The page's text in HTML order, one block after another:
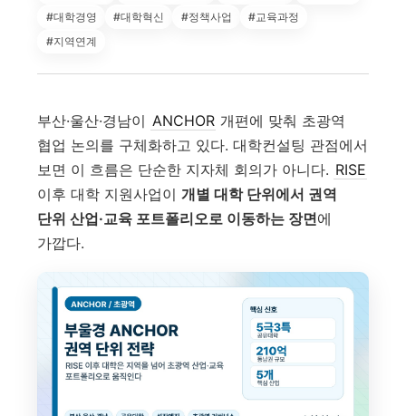
#대학경영
#대학혁신 #정책사업
#교육과정
#지역연계
부산·울산·경남이 ANCHOR 개편에 맞춰 초광역
협업 논의를 구체화하고 있다. 대학컨설팅 관점에서
보면 이 흐름은 단순한 지자체 회의가 아니다. RISE
이후 대학 지원사업이개별 대학 단위에서 권역
단위 산업·교육 포트폴리오로 이동하는 장면에
가깝다.